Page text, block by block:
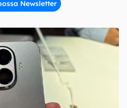
Newsletter
do Canaltech.